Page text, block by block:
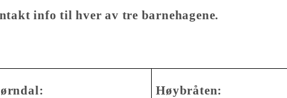
info til hver av tre barnehagene.
Høybråten: